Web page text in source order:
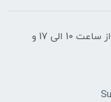
زمان پاسخگویی از شنبه تا چهارشنبه از ساعت 10 الی 17 و